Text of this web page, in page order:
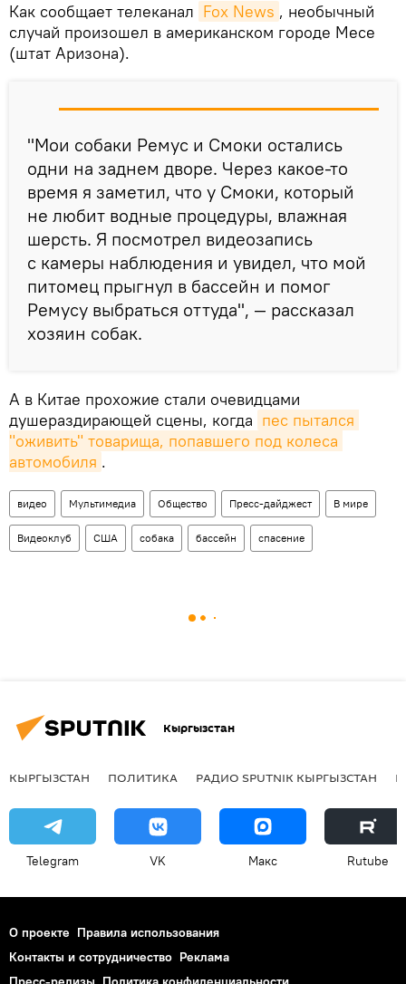
Как сообщает телеканал Fox News , необычный
случай произошел в американском городе Месе
(штат Аризона).
"Мои собаки Ремус и Смоки остались
одни на заднем дворе. Через какое-то
время я заметил, что у Смоки, который
не любит водные процедуры, влажная
шерсть. Я посмотрел видеозапись
с камеры наблюдения и увидел, что мой
питомец прыгнул в бассейн и помог
Ремусу выбраться оттуда", — рассказал
хозяин собак.
А в Китае прохожие стали очевидцами
душераздирающей сцены, когда пес пытался
"оживить" товарища, попавшего под колеса
автомобиля .
видео Мультимедиа Общество Пресс-дайджест В мире
Видеоклуб США собака бассейн спасение
Кыргызстан
КЫРГЫЗСТАН ПОЛИТИКА РАДИО SPUTNIK КЫРГЫЗСТАН
Telegram VK Макс Rutube
О проекте Правила использования
Контакты и сотрудничество Реклама